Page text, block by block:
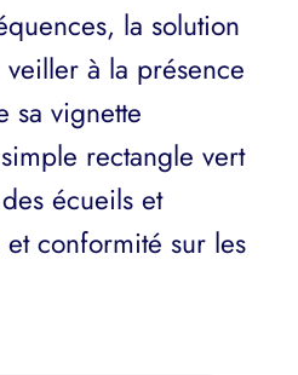
la solution
à la présence
sa vignette
rectangle vert
écueils et
conformité sur les